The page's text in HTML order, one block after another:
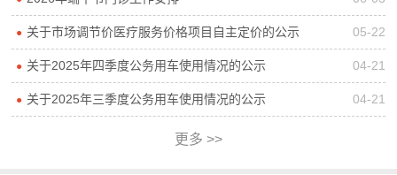
● 关于市场调节价医疗服务价格项目自主定价的公示 05-22
● 关于2025年四季度公务用车使用情况的公示 04-21
● 关于2025年三季度公务用车使用情况的公示 04-21
更多 >>